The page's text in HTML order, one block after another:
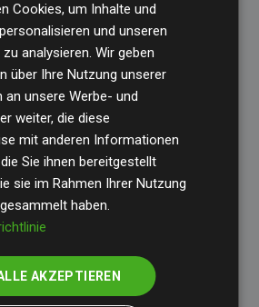
Projekte werden durch
und erfüllen höchste
Qualität, tatsächliche
Transparenz. Weitere
den einzelnen Projekten finden
die Klimaprojekte unterstützen
Cookies, um Inhalte und
und unseren
analysieren. Wir geben
über Ihre Nutzung unserer
an unsere Werbe- und
weiter, die diese
mit anderen Informationen
Sie ihnen bereitgestellt
sie im Rahmen Ihrer Nutzung
haben.
AKZEPTIEREN